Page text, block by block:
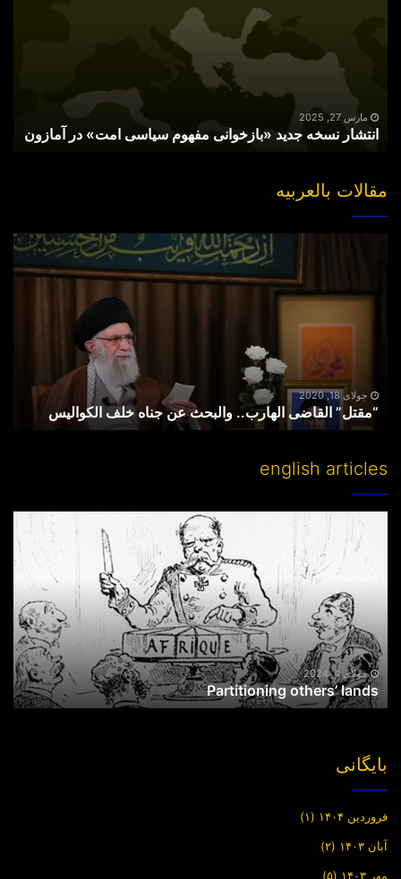
آمازونمارس 27, 2025
انتشار نسخه جدید «بازخوانی مفهوم سیاسی امت» در آمازون
مقالات بالعربیه
والبحث
جولای 18, 2020
“مقتل” القاضی الهارب.. والبحث عن جناه خلف الکوالیس
english articles
others’
جولای 4, 2024
Partitioning others’ lands
بایگانی
فروردین ۱۴۰۴ (۱)
آبان ۱۴۰۳ (۲)
مهر ۱۴۰۳ (۵)